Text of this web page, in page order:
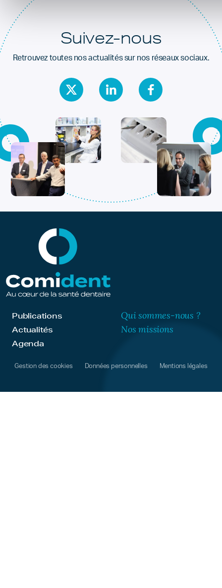
Suivez-nous
Retrouvez toutes nos actualités sur nos réseaux sociaux.
Publications
Actualités
Agenda
Qui sommes-nous ?
Nos missions
Gestion des cookies Données personnelles Mentions légales